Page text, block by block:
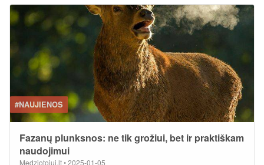
#NAUJIENOS
Fazanų plunksnos: ne tik grožiui, bet ir praktiškam
naudojimui
Medziotojui.lt•2025-01-05